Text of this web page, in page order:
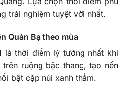
trải nghiệm tuyệt vời nhất.
Quản Bạ theo mùa
là thời điểm lý tưởng nhất khi
trên ruộng bậc thang, tạo nền
bật cặp núi xanh thẳm.